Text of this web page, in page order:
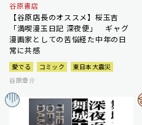
谷原書店
【谷原店長のオススメ】桜玉吉
「満喫漫玉日記 深夜便」 ギャグ
漫画家としての苦悩経た中年の日
常に共感
愛でる コミック
東日本大震災
谷原章介